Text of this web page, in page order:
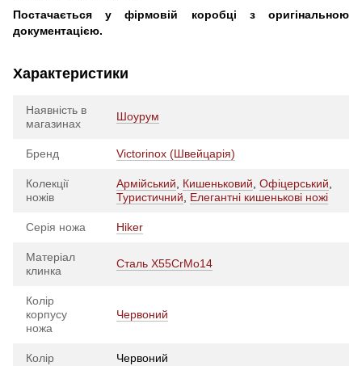
Постачається у фірмовій коробці з оригінальною
документацією.
Характеристики
Наявність в
магазинах
Шоурум
Бренд Victorinox (Швейцарія)
Колекції
ножів
Армійський Кишеньковий Офіцерський
Туристичний
Елегантні кишенькові ножі
Серія ножа Hiker
Матеріал
клинка
Сталь X55CrMo14
Колір
корпусу
ножа
Червоний
Колір Червоний